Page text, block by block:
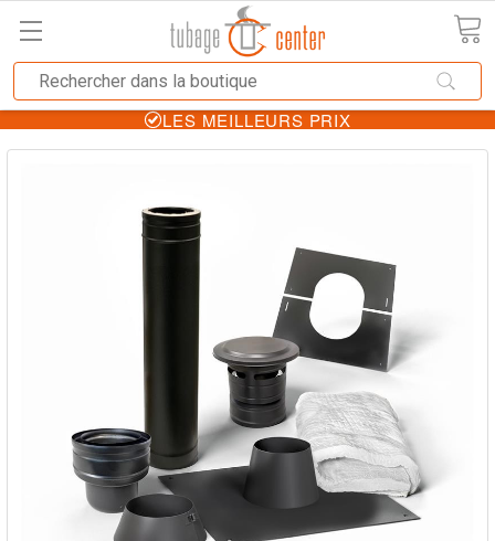
LES MEILLEURS PRIX